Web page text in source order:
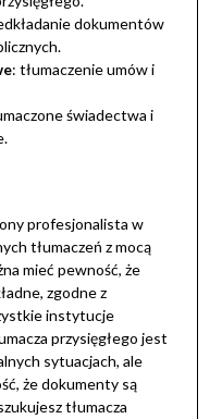
dokumentów
: tłumaczenie umów i
świadectwa i
profesjonalista w
tłumaczeń z mocą
mieć pewność, że
zgodne z
instytucje
przysięgłego jest
sytuacjach, ale
że dokumenty są
tłumacza